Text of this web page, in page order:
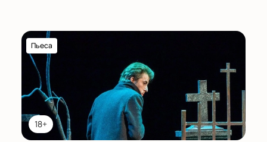
18+
Пьеса